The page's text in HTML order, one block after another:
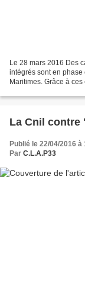
Le 28 mars 2016 Des
intégrés sont en
Maritimes. Grâce à
La Cnil contre
Publié le 22/04/2016 à
Par C.L.A.P33